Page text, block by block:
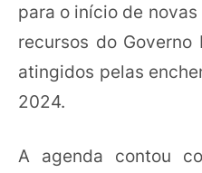
para o início de
recursos do Governo
atingidos pelas
2024.
A agenda contou